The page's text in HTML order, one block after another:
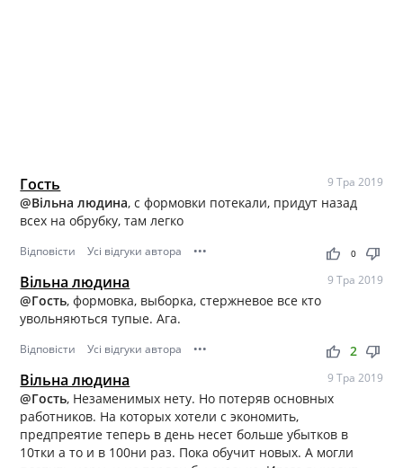
Гость 9 Тра 2019
@Вільна людина, с формовки потекали, придут назад
всех на обрубку, там легко
Відповісти Усі відгуки автора ••• thumb_up thumb_down
0
Вільна людина 9 Тра 2019
@Гость, формовка, выборка, стержневое все кто
увольняються тупые. Ага.
Відповісти Усі відгуки автора ••• thumb_up thumb_down
2
Вільна людина 9 Тра 2019
@Гость, Незаменимых нету. Но потеряв основных
работников. На которых хотели с экономить,
предпреятие теперь в день несет больше убытков в
10тки а то и в 100ни раз. Пока обучит новых. А могли